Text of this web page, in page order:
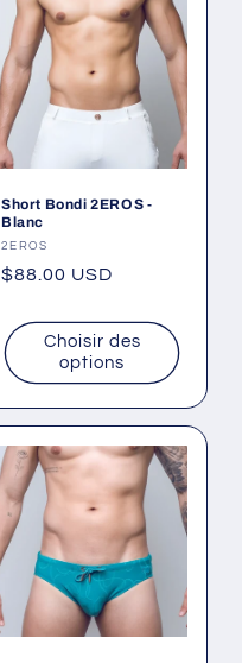
Short Bondi 2EROS -
Blanc
Fournisseur :
2EROS
Prix
$88.00 USD
Choisir des
options